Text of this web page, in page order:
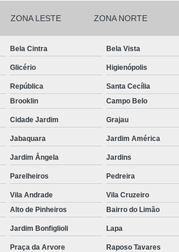
ZONA LESTE ZONA NORTE
Bela Cintra Bela Vista
Glicério Higienópolis
República Santa Cecília
Brooklin Campo Belo
Cidade Jardim Grajau
Jabaquara Jardim América
Jardim Ângela Jardins
Parelheiros Pedreira
Vila Andrade Vila Cruzeiro
Alto de Pinheiros Bairro do Limão
Jardim Bonfiglioli Lapa
Praça da Arvore Raposo Tavares